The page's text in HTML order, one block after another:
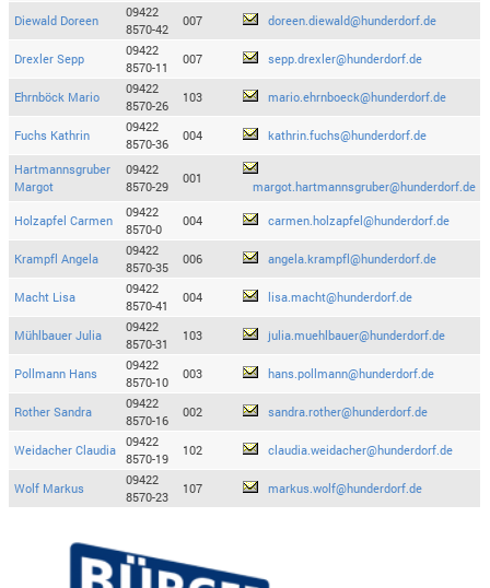
Diewald Doreen
09422
8570-42
007 doreen.diewald@hunderdorf.de
Drexler Sepp
09422
8570-11
007 sepp.drexler@hunderdorf.de
Ehrnböck Mario
09422
8570-26
103 mario.ehrnboeck@hunderdorf.de
Fuchs Kathrin
09422
8570-36
004 kathrin.fuchs@hunderdorf.de
Hartmannsgruber
Margot
09422
8570-29
001
margot.hartmannsgruber@hunderdorf.de
Holzapfel Carmen
09422
8570-0
004 carmen.holzapfel@hunderdorf.de
Krampfl Angela
09422
8570-35
006 angela.krampfl@hunderdorf.de
Macht Lisa
09422
8570-41
004 lisa.macht@hunderdorf.de
Mühlbauer Julia
09422
8570-31
103 julia.muehlbauer@hunderdorf.de
Pollmann Hans
09422
8570-10
003 hans.pollmann@hunderdorf.de
Rother Sandra
09422
8570-16
002 sandra.rother@hunderdorf.de
Weidacher Claudia
09422
8570-19
102 claudia.weidacher@hunderdorf.de
Wolf Markus
09422
8570-23
107 markus.wolf@hunderdorf.de